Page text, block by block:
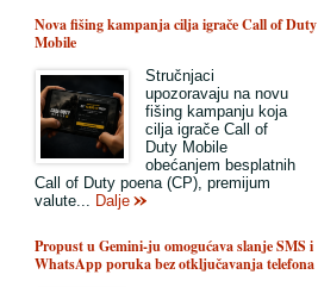
Nova fišing kampanja cilja igrače Call of Duty
Mobile
Stručnjaci
upozoravaju na novu
fišing kampanju koja
cilja igrače Call of
Duty Mobile
obećanjem besplatnih
Call of Duty poena (CP), premijum
valute... Dalje
Propust u Gemini-ju omogućava slanje SMS i
WhatsApp poruka bez otključavanja telefona